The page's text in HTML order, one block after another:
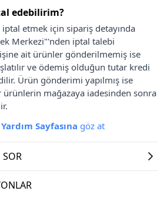
edebilirim?
etmek için sipariş detayında
Merkezi"'nden iptal talebi
ait ürünler gönderilmemiş ise
ve ödemiş olduğun tutar kredi
Ürün gönderimi yapılmış ise
mağazaya iadesinden sonra
Yardım Sayfasına göz at
SOR